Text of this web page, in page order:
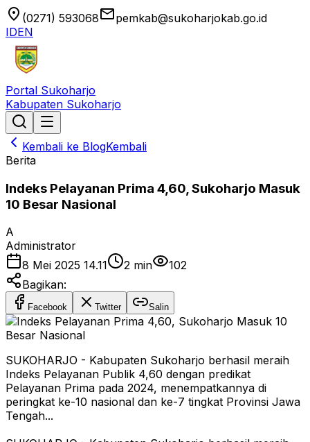
location_on (0271) 593068emailpemkab@sukoharjokab.go.id
IDEN
Portal Sukoharjo
Kabupaten Sukoharjo
Kembali ke BlogKembali
Berita
Indeks Pelayanan Prima 4,60, Sukoharjo Masuk
10 Besar Nasional
A
Administrator
8 Mei 2025 14.11
2 min
102
Bagikan:
Facebook Twitter Salin
SUKOHARJO - Kabupaten Sukoharjo berhasil meraih
Indeks Pelayanan Publik 4,60 dengan predikat
Pelayanan Prima pada 2024, menempatkannya di
peringkat ke-10 nasional dan ke-7 tingkat Provinsi Jawa
Tengah...